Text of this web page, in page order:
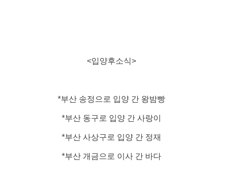
<입양후소식>
*부산 송정으로 입양 간 왕밤빵
*부산 동구로 입양 간 사랑이
*부산 사상구로 입양 간 정재
*부산 개금으로 이사 간 바다